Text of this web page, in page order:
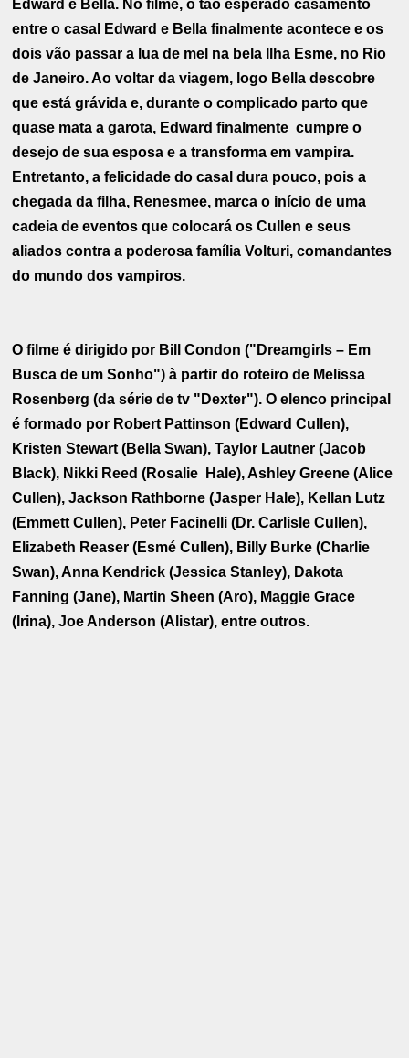
Edward e Bella. No filme, o tão esperado casamento
entre o casal Edward e Bella finalmente acontece e os
dois vão passar a lua de mel na bela Ilha Esme, no Rio
de Janeiro. Ao voltar da viagem, logo Bella descobre
que está grávida e, durante o complicado parto que
quase mata a garota, Edward finalmente cumpre o
desejo de sua esposa e a transforma em vampira.
Entretanto, a felicidade do casal dura pouco, pois a
chegada da filha, Renesmee, marca o início de uma
cadeia de eventos que colocará os Cullen e seus
aliados contra a poderosa família Volturi, comandantes
do mundo dos vampiros.
O filme é dirigido por Bill Condon ("Dreamgirls – Em
Busca de um Sonho") à partir do roteiro de Melissa
Rosenberg (da série de tv "Dexter"). O elenco principal
é formado por Robert Pattinson (Edward Cullen),
Kristen Stewart (Bella Swan), Taylor Lautner (Jacob
Black), Nikki Reed (Rosalie Hale), Ashley Greene (Alice
Cullen), Jackson Rathborne (Jasper Hale), Kellan Lutz
(Emmett Cullen), Peter Facinelli (Dr. Carlisle Cullen),
Elizabeth Reaser (Esmé Cullen), Billy Burke (Charlie
Swan), Anna Kendrick (Jessica Stanley), Dakota
Fanning (Jane), Martin Sheen (Aro), Maggie Grace
(Irina), Joe Anderson (Alistar), entre outros.